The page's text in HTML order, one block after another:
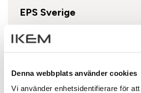
Denna webbplats använder cookies
Vi använder enhetsidentifierare för
EPS Sverige
Om EPS
Byggapplikationer